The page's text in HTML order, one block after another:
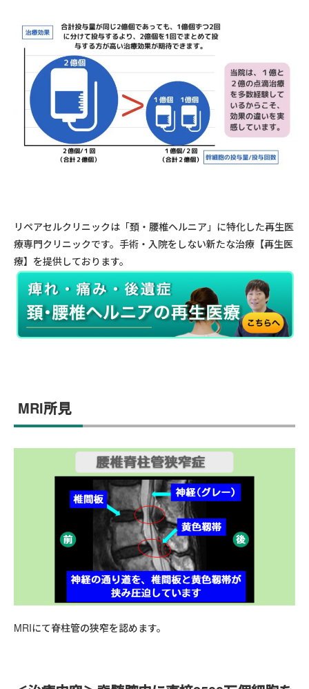
リペアセルクリニックは「頚・腰椎ヘルニア」に特化した再生医
療専門クリニックです。手術・入院をしない新たな治療【再生医
療】を提供しております。
MRI所見
MRIにて脊柱管の狭窄を認めます。